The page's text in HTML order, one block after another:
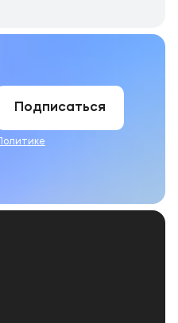
Подписаться
Политике